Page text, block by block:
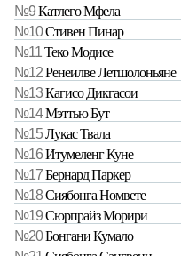
№9Катлего Мфела
№10Стивен Пинар
№11Теко Модисе
№12Ренеилве Летшолоньяне
№13Кагисо Дикгасои
№14Мэттью Бут
№15Лукас Твала
№16Итумеленг Куне
№17Бернард Паркер
№18Сиябонга Номвете
№19Сюрпрайз Морири
№20Бонгани Кумало